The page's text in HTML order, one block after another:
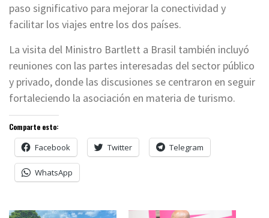
paso significativo para mejorar la conectividad y
facilitar los viajes entre los dos países.
La visita del Ministro Bartlett a Brasil también incluyó
reuniones con las partes interesadas del sector público
y privado, donde las discusiones se centraron en seguir
fortaleciendo la asociación en materia de turismo.
Comparte esto:
Facebook Twitter Telegram
WhatsApp